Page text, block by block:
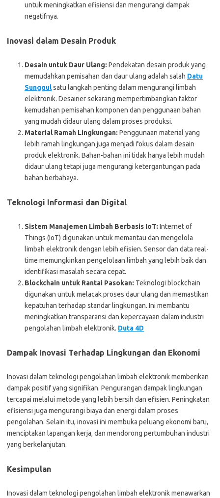
untuk meningkatkan efisiensi dan mengurangi dampak
negatifnya.
Inovasi dalam Desain Produk
Desain untuk Daur Ulang: Pendekatan desain produk yang
memudahkan pemisahan dan daur ulang adalah salah Datu
Sunggulsatu langkah penting dalam mengurangi limbah
elektronik. Desainer sekarang mempertimbangkan faktor
kemudahan pemisahan komponen dan penggunaan bahan
yang mudah didaur ulang dalam proses produksi.
Material Ramah Lingkungan: Penggunaan material yang
lebih ramah lingkungan juga menjadi fokus dalam desain
produk elektronik. Bahan-bahan ini tidak hanya lebih mudah
didaur ulang tetapi juga mengurangi ketergantungan pada
bahan berbahaya.
Teknologi Informasi dan Digital
Sistem Manajemen Limbah Berbasis IoT: Internet of
Things (IoT) digunakan untuk memantau dan mengelola
limbah elektronik dengan lebih efisien. Sensor dan data real-
time memungkinkan pengelolaan limbah yang lebih baik dan
identifikasi masalah secara cepat.
Blockchain untuk Rantai Pasokan: Teknologi blockchain
digunakan untuk melacak proses daur ulang dan memastikan
kepatuhan terhadap standar lingkungan. Ini membantu
meningkatkan transparansi dan kepercayaan dalam industri
pengolahan limbah elektronik. Duta 4D
Dampak Inovasi Terhadap Lingkungan dan Ekonomi
Inovasi dalam teknologi pengolahan limbah elektronik memberikan
dampak positif yang signifikan. Pengurangan dampak lingkungan
tercapai melalui metode yang lebih bersih dan efisien. Peningkatan
efisiensi juga mengurangi biaya dan energi dalam proses
pengolahan. Selain itu, inovasi ini membuka peluang ekonomi baru,
menciptakan lapangan kerja, dan mendorong pertumbuhan industri
yang berkelanjutan.
Kesimpulan
Inovasi dalam teknologi pengolahan limbah elektronik menawarkan